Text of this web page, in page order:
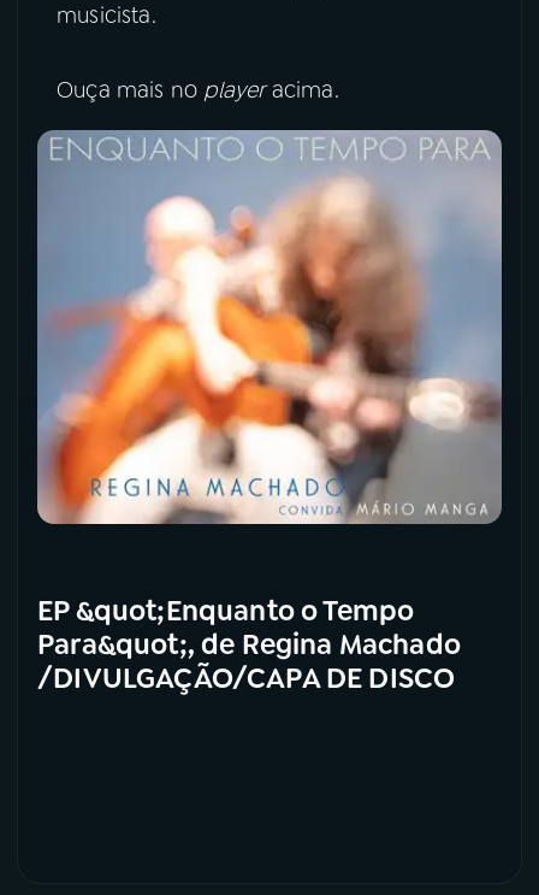
musicista.
Ouça mais no playeracima.
EP &quot;Enquanto o Tempo
Para&quot;, de Regina Machado
/DIVULGAÇÃO/CAPA DE DISCO